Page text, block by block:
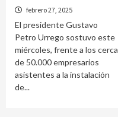
febrero 27, 2025
El presidente Gustavo
Petro Urrego sostuvo este
miércoles, frente a los cerca
de 50.000 empresarios
asistentes a la instalación
de...